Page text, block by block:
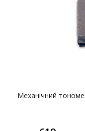
Механічний